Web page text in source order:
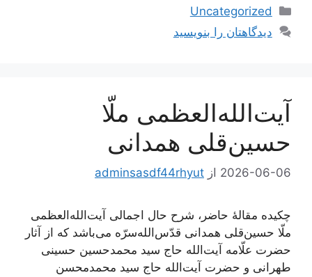
دسته‌ها
Uncategorized
دیدگاهتان را بنویسید
آیت‌الله‌العظمی ملّا
حسین‌قلی همدانی
2026-06-06 از adminsasdf44rhyut
چکیده مقالۀ حاضر، شرح حال اجمالی آیت‌الله‌العظمی
ملّا حسین‌قلی همدانی قدّس‌الله‌سرّه می‌باشد که از آثار
حضرت علّامه آیت‌الله حاج سید محمدحسین حسینی
طهرانی و حضرت آیت‌الله حاج سید محمدمحسن